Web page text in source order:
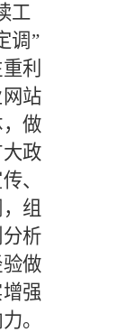
工
调”
利
站
做
政
、
组
析
做
强
。